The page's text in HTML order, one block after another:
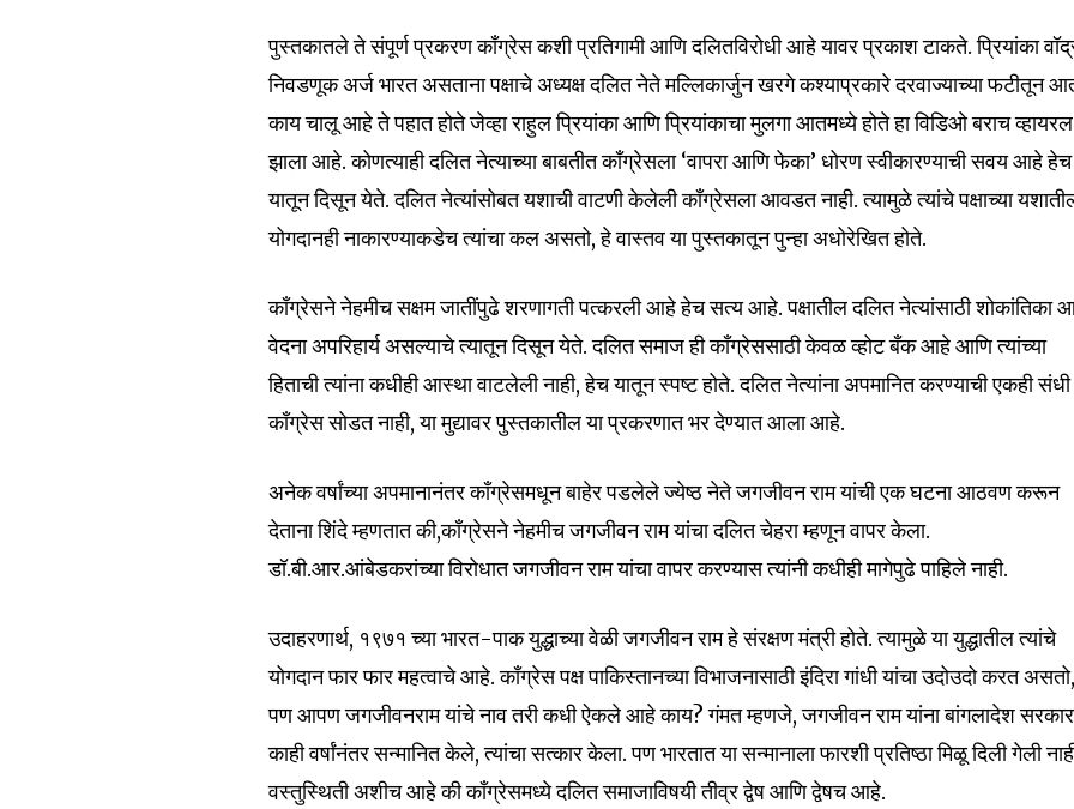
6,300
Fans
32,111
Followers
पुस्तकातले ते संपूर्ण प्रकरण काँग्रेस कशी प्रतिगामी आणि दलितविरोधी आहे यावर प्रकाश टाकते. प्रियांका
निवडणूक अर्ज भारत असताना पक्षाचे अध्यक्ष दलित नेते मल्लिकार्जुन खरगे कश्याप्रकारे दरवाज्याच्या फटीतून
काय चालू आहे ते पहात होते जेव्हा राहुल प्रियांका आणि प्रियांकाचा मुलगा आतमध्ये होते हा विडिओ बराच व्हायरल
झाला आहे. कोणत्याही दलित नेत्याच्या बाबतीत काँग्रेसला ‘वापरा आणि फेका’ धोरण स्वीकारण्याची सवय आहे हेच
यातून दिसून येते. दलित नेत्यांसोबत यशाची वाटणी केलेली काँग्रेसला आवडत नाही. त्यामुळे त्यांचे पक्षाच्या
योगदानही नाकारण्याकडेच त्यांचा कल असतो, हे वास्तव या पुस्तकातून पुन्हा अधोरेखित होते.
काँग्रेसने नेहमीच सक्षम जातींपुढे शरणागती पत्करली आहे हेच सत्य आहे. पक्षातील दलित नेत्यांसाठी शोकांतिका
वेदना अपरिहार्य असल्याचे त्यातून दिसून येते. दलित समाज ही काँग्रेससाठी केवळ व्होट बँक आहे आणि त्यांच्या
हिताची त्यांना कधीही आस्था वाटलेली नाही, हेच यातून स्पष्ट होते. दलित नेत्यांना अपमानित करण्याची एकही संधी
काँग्रेस सोडत नाही, या मुद्यावर पुस्तकातील या प्रकरणात भर देण्यात आला आहे.
अनेक वर्षांच्या अपमानानंतर काँग्रेसमधून बाहेर पडलेले ज्येष्ठ नेते जगजीवन राम यांची एक घटना आठवण करून
देताना शिंदे म्हणतात की,काँग्रेसने नेहमीच जगजीवन राम यांचा दलित चेहरा म्हणून वापर केला.
डॉ.बी.आर.आंबेडकरांच्या विरोधात जगजीवन राम यांचा वापर करण्यास त्यांनी कधीही मागेपुढे पाहिले नाही.
उदाहरणार्थ, १९७१ च्या भारत-पाक युद्धाच्या वेळी जगजीवन राम हे संरक्षण मंत्री होते. त्यामुळे या युद्धातील त्यांचे
योगदान फार फार महत्वाचे आहे. काँग्रेस पक्ष पाकिस्तानच्या विभाजनासाठी इंदिरा गांधी यांचा उदोउदो करत असतो,
पण आपण जगजीवनराम यांचे नाव तरी कधी ऐकले आहे काय? गंमत म्हणजे, जगजीवन राम यांना बांगलादेश
काही वर्षांनंतर सन्मानित केले, त्यांचा सत्कार केला. पण भारतात या सन्मानाला फारशी प्रतिष्ठा मिळू दिली गेली
वस्तुस्थिती अशीच आहे की काँग्रेसमध्ये दलित समाजाविषयी तीव्र द्वेष आणि द्वेषच आहे.